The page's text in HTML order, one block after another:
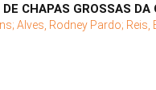
CHAPAS GROSSAS DA
Alves, Rodney Pardo; Reis,